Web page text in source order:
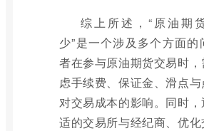
综上所述，“原油期
少”是一个涉及多个方面的
者在参与原油期货交易时
虑手续费、保证金、滑点
对交易成本的影响。同时
适的交易所与经纪商、优化